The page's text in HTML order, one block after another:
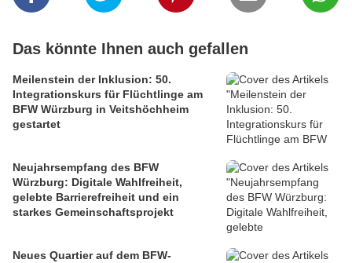
Das könnte Ihnen auch gefallen
Meilenstein der Inklusion: 50.
Integrationskurs für Flüchtlinge am
BFW Würzburg in Veitshöchheim
gestartet
Neujahrsempfang des BFW
Würzburg: Digitale Wahlfreiheit,
gelebte Barrierefreiheit und ein
starkes Gemeinschaftsprojekt
Neues Quartier auf dem BFW-